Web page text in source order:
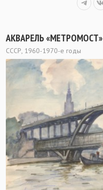
АКВАРЕЛЬ «МЕТРОМОСТ»
СССР, 1960-1970-е годы